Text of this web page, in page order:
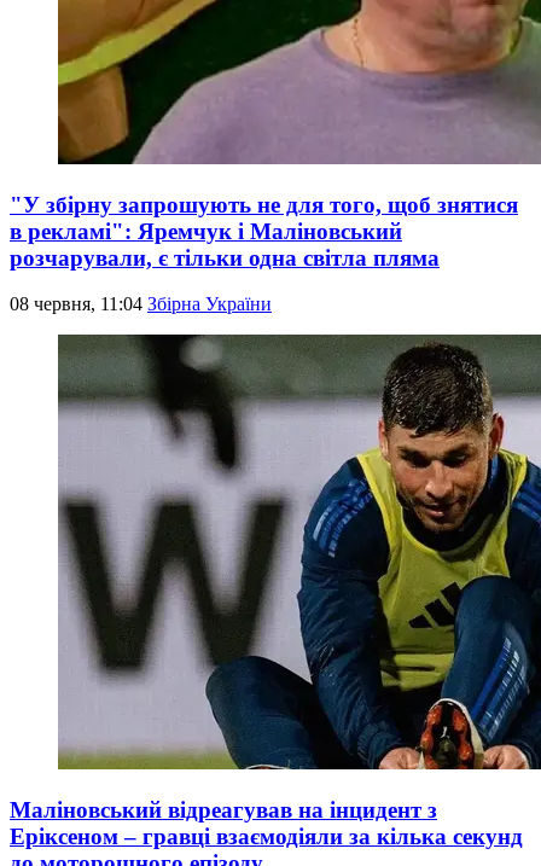
"У збірну запрошують не для того, щоб знятися
в рекламі": Яремчук і Маліновський
розчарували, є тільки одна світла пляма
08 червня, 11:04 Збірна України
Маліновський відреагував на інцидент з
Еріксеном – гравці взаємодіяли за кілька секунд